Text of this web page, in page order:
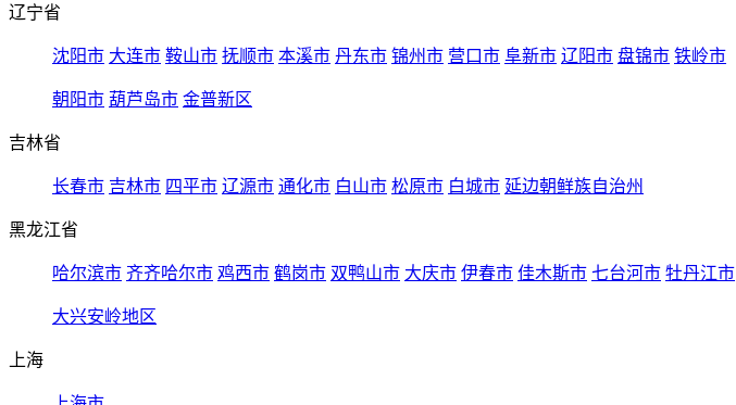
辽宁省
沈阳市 大连市 鞍山市 抚顺市 本溪市 丹东市 锦州市 营口市 阜新市 辽阳市 盘锦市 铁岭市
朝阳市 葫芦岛市 金普新区
吉林省
长春市 吉林市 四平市 辽源市 通化市 白山市 松原市 白城市 延边朝鲜族自治州
黑龙江省
哈尔滨市 齐齐哈尔市 鸡西市 鹤岗市 双鸭山市 大庆市 伊春市 佳木斯市 七台河市 牡丹江市
大兴安岭地区
上海